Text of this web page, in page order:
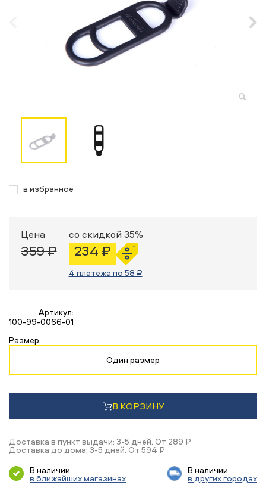
в избранное
Цена
359 ₽
со скидкой 35%
234 ₽
4 платежа по 58 ₽
Артикул:
100-99-0066-01
Размер:
Один размер
В КОРЗИНУ
Доставка в пункт выдачи: 3-5 дней. От 289 ₽
Доставка до дома: 3-5 дней. От 594 ₽
В наличии
в ближайших магазинах
В наличии
в других городах